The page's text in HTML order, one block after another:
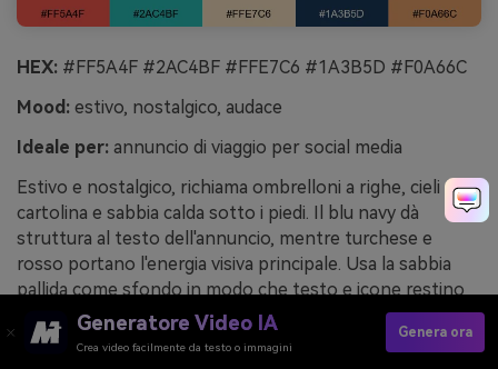
HEX: #FF5A4F #2AC4BF #FFE7C6 #1A3B5D #F0A66C
Mood: estivo, nostalgico, audace
Ideale per: annuncio di viaggio per social media
Estivo e nostalgico, richiama ombrelloni a righe, cieli da
cartolina e sabbia calda sotto i piedi. Il blu navy dà
struttura al testo dell'annuncio, mentre turchese e
rosso portano l'energia visiva principale. Usa la sabbia
pallida come sfondo in modo che testo e icone restino
leggibili nei formati piccoli. Consiglio: scegli un solo
accento caldo, pesca o rosso, per il titolo, così da
Generatore Video IA
Crea video facilmente da testo o immagini
Genera ora